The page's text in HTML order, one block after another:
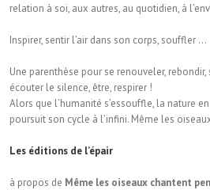
relation à soi, aux autres, au quotidien, à
Inspirer, sentir l’air dans son corps, souffler …
Une parenthèse pour se renouveler,
écouter le silence, être, respirer !
Alors que l’humanité s’essouffle, la nature
poursuit son cycle à l’infini. Même les
Les éditions de l’épair
à propos de Même les oiseaux chantent